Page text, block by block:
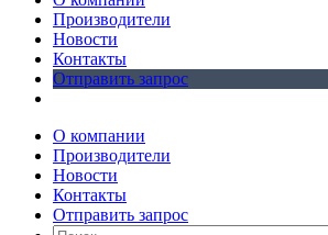
Производители
Новости
Контакты
Отправить запрос
О компании
Производители
Новости
Контакты
Отправить запрос